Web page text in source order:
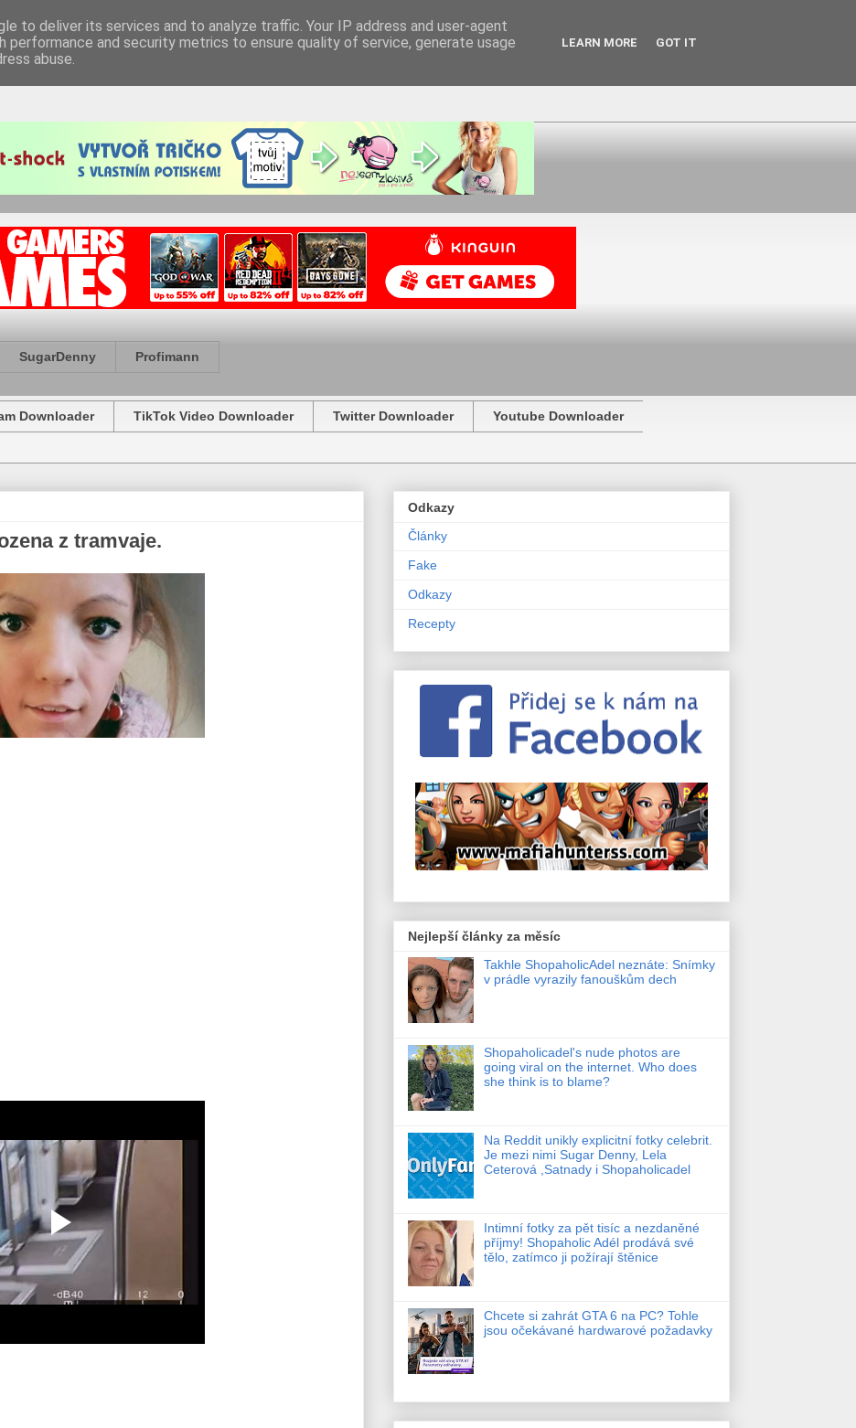
SugarDenny Profimann
Downloader TikTok Video Downloader Twitter Downloader Youtube Downloader
z tramvaje.
Odkazy
Články
Fake
Odkazy
Recepty
Nejlepší články za měsíc
Takhle ShopaholicAdel neznáte: Snímky
v prádle vyrazily fanouškům dech
Shopaholicadel's nude photos are
going viral on the internet. Who does
she think is to blame?
Na Reddit unikly explicitní fotky celebrit.
Je mezi nimi Sugar Denny, Lela
Ceterová ,Satnady i Shopaholicadel
Intimní fotky za pět tisíc a nezdaněné
příjmy! Shopaholic Adél prodává své
tělo, zatímco ji požírají štěnice
Chcete si zahrát GTA 6 na PC? Tohle
jsou očekávané hardwarové požadavky
to deliver its services and to analyze traffic. Your IP address and user-agent
performance and security metrics to ensure quality of service, generate usage
abuse.
LEARN MORE GOT IT